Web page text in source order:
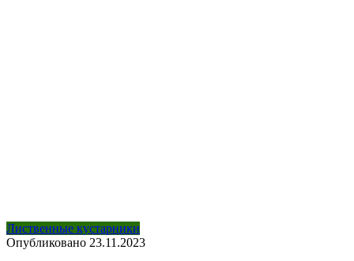
Лиственные кустарники
Опубликовано 23.11.2023